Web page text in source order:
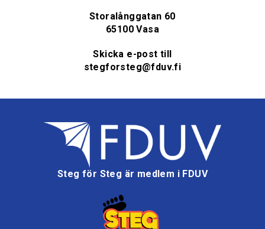
Storalånggatan 60
65100 Vasa
Skicka e-post till
stegforsteg@fduv.fi
Steg för Steg är medlem i FDUV